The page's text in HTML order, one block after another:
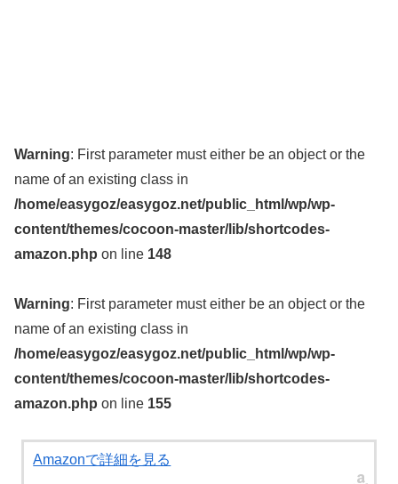
Warning: First parameter must either be an object or the
name of an existing class in
/home/easygoz/easygoz.net/public_html/wp/wp-
content/themes/cocoon-master/lib/shortcodes-
amazon.php on line 148
Warning: First parameter must either be an object or the
name of an existing class in
/home/easygoz/easygoz.net/public_html/wp/wp-
content/themes/cocoon-master/lib/shortcodes-
amazon.php on line 155
Amazonで詳細を見る